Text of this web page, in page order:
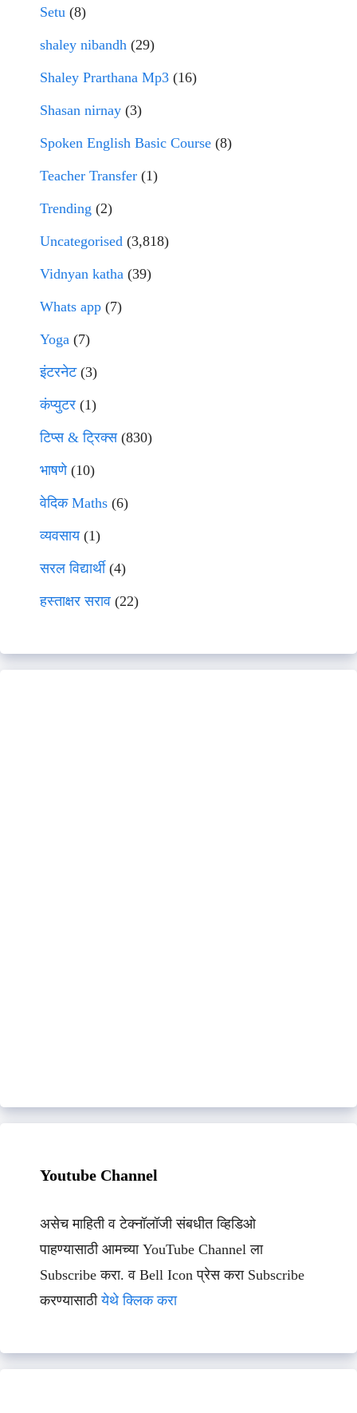
Setu (8)
shaley nibandh (29)
Shaley Prarthana Mp3 (16)
Shasan nirnay (3)
Spoken English Basic Course (8)
Teacher Transfer (1)
Trending (2)
Uncategorised (3,818)
Vidnyan katha (39)
Whats app (7)
Yoga (7)
इंटरनेट(3)
कंप्युटर (1)
टिप्स & ट्रिक्स(830)
भाषणे(10)
वेदिक Maths (6)
व्यवसाय(1)
सरल विद्यार्थी(4)
हस्ताक्षर सराव (22)
Youtube Channel
असेच माहिती व टेक्नॉलॉजी संबधीत व्हिडिओ
पाहण्यासाठी आमच्या YouTube Channel ला
Subscribe करा. व Bell Icon प्रेस करा Subscribe
करण्यासाठीयेथे क्लिक करा